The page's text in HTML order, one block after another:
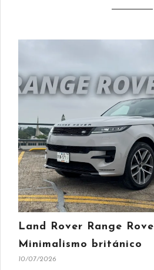
Land Rover Range
Minimalismo británico
10/07/2026